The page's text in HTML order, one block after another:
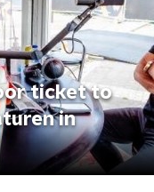
ticket to
in